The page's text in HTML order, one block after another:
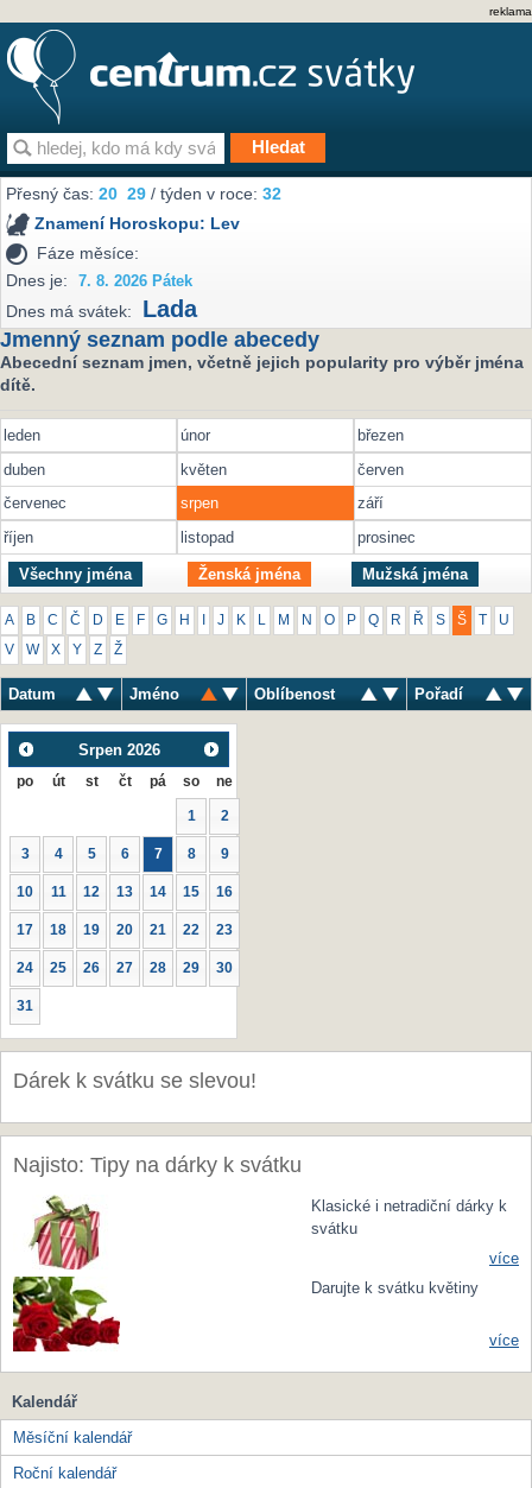
reklama
Přesný čas:20 29 / týden v roce:32
Znamení Horoskopu: Lev
Fáze měsíce:
Dnes je:
7. 8. 2026 Pátek
Dnes má svátek: Lada
Jmenný seznam podle abecedy
Abecední seznam jmen, včetně jejich popularity pro výběr jména
dítě.
leden únor
březen
duben
květen
červen
červenec
srpen
září
říjen
listopad prosinec
Všechny jména Ženská jména Mužská jména
A B C Č D E F G H J K M N O P Q R Ř S Š U
V W X Y Z Ž
Datum Jméno Oblíbenost Pořadí
Srpen 2026
po út st čt pá so ne
1 2
3 4 5 6 7 8 9
10 11 12 13 14 15 16
17 18 19 20 21 22 23
24 25 26 27 28 29 30
31
Dárek k svátku se slevou!
Najisto: Tipy na dárky k svátku
Klasické i netradiční dárky k
svátku
více
Darujte k svátku květiny
více
Kalendář
Měsíční kalendář
Roční kalendář